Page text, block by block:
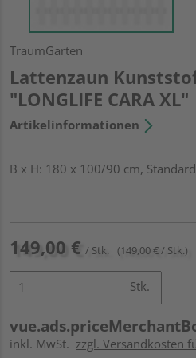
TraumGarten
Lattenzaun
"LONGLIFE CARA XL"
Artikelinformationen
B x H: 180 x 100/90 cm,
149,00 € / Stk. (149,00 € / Stk.)
Stk.
inkl. MwSt. zzgl. Versandkosten